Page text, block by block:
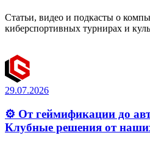
Статьи, видео и подкасты о
киберспортивных турнирах и
29.07.2026
⚙️ От геймификации до
Клубные решения от